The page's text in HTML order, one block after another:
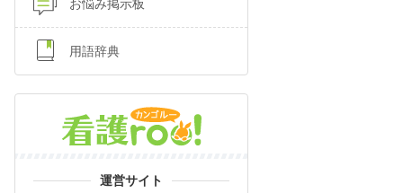
お悩み掲示板
用語辞典
運営サイト